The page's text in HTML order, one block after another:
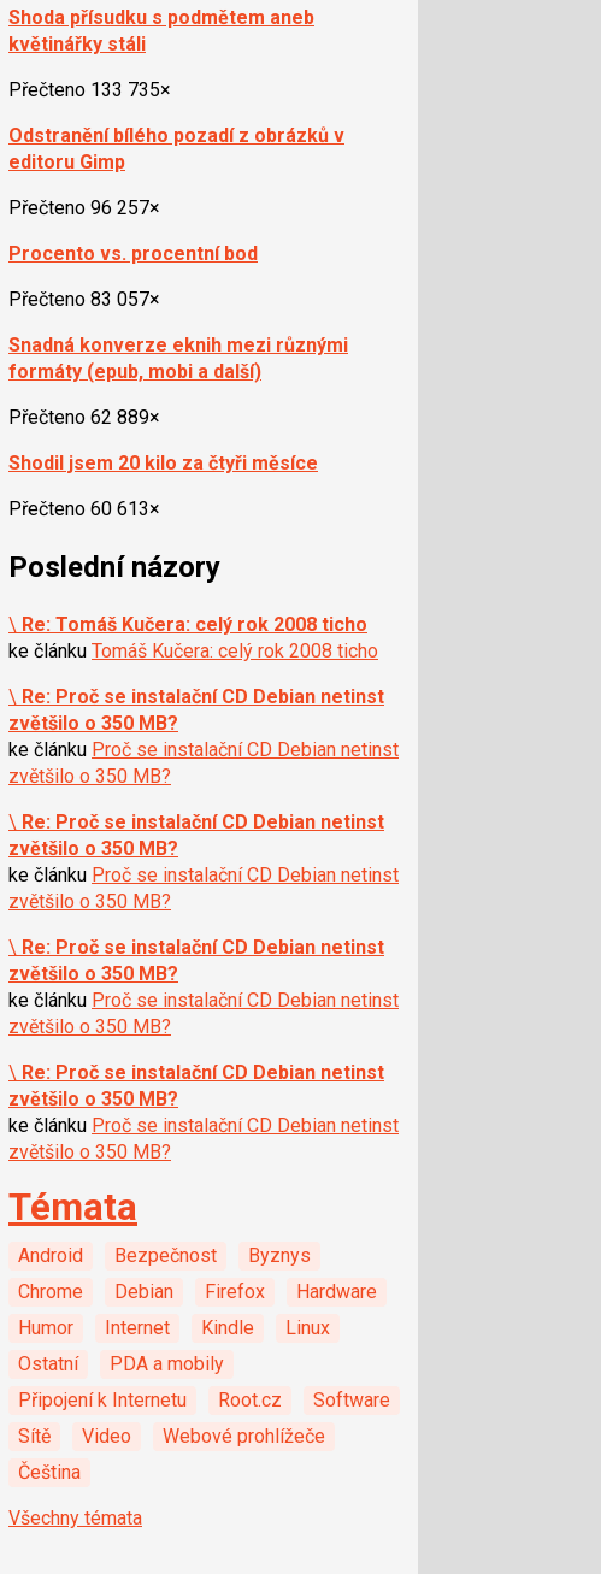
Shoda přísudku s podmětem aneb
květinářky stáli
Přečteno 133 735×
Odstranění bílého pozadí z obrázků v
editoru Gimp
Přečteno 96 257×
Procento vs. procentní bod
Přečteno 83 057×
Snadná konverze eknih mezi různými
formáty (epub, mobi a další)
Přečteno 62 889×
Shodil jsem 20 kilo za čtyři měsíce
Přečteno 60 613×
Poslední názory
\ Re: Tomáš Kučera: celý rok 2008 ticho
ke článku Tomáš Kučera: celý rok 2008 ticho
\ Re: Proč se instalační CD Debian netinst
zvětšilo o 350 MB?
ke článku Proč se instalační CD Debian netinst
zvětšilo o 350 MB?
\ Re: Proč se instalační CD Debian netinst
zvětšilo o 350 MB?
ke článku Proč se instalační CD Debian netinst
zvětšilo o 350 MB?
\ Re: Proč se instalační CD Debian netinst
zvětšilo o 350 MB?
ke článku Proč se instalační CD Debian netinst
zvětšilo o 350 MB?
\ Re: Proč se instalační CD Debian netinst
zvětšilo o 350 MB?
ke článku Proč se instalační CD Debian netinst
zvětšilo o 350 MB?
Témata
Android Bezpečnost
Byznys
Chrome
Debian Firefox
Hardware
Humor
Internet Kindle
Linux
Ostatní
PDA a mobily
Připojení k Internetu
Root.cz
Software
Sítě
Video
Webové prohlížeče
Čeština
Všechny témata